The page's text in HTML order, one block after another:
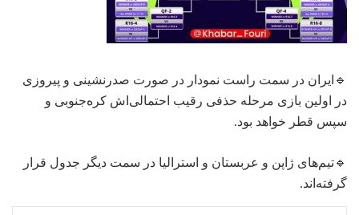
🔹ایران در سمت راست نمودار در صورت صدرنشینی و پیروزی
در اولین بازی مرحله حذفی رقیب احتمالی‌اش کره‌جنوبی و
سپس قطر خواهد بود.
🔹تیم‌های ژاپن و عربستان و استرالیا در سمت دیگر جدول قرار
گرفته‌اند.